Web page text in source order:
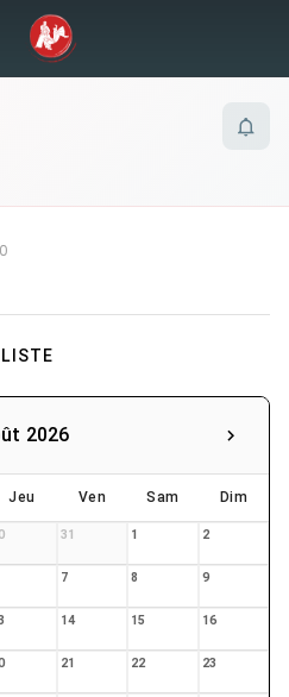
Turri
0
LISTE
2026
Jeu Ven Sam Dim
31 1 2
7 8 9
14 15 16
21 22 23